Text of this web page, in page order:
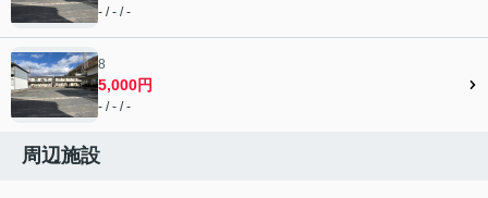
- / - / -
8
5,000円
- / - / -
周辺施設